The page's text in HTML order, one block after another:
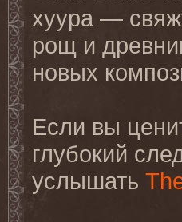
хуура —
рощ и
новых
Если вы
глубокий
услышать